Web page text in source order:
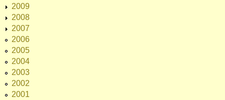
2009
2008
2007
2006
2005
2004
2003
2002
2001